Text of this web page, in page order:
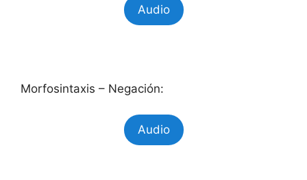
Audio
Morfosintaxis – Negación:
Audio